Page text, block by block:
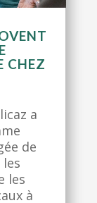
CHEZ
a
de
les
à